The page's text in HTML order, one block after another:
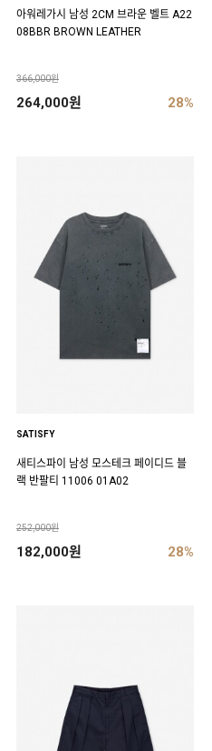
아워레가시 남성 2CM 브라운 벨트 A22
08BBR BROWN LEATHER
366,000원
264,000원 28%
SATISFY
새티스파이 남성 모스테크 페이디드 블
랙 반팔티 11006 01A02
252,000원
182,000원 28%